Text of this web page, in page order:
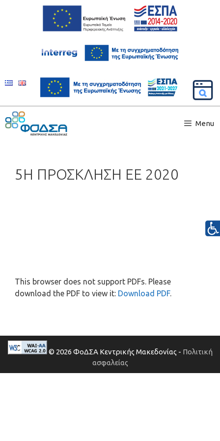
Menu
5Η ΠΡΟΣΚΛΗΣΗ ΕΕ 2020
This browser does not support PDFs. Please
download the PDF to view it: Download PDF.
© 2026 ΦοΔΣΑ Κεντρικής Μακεδονίας - Πολιτική
ασφαλείας